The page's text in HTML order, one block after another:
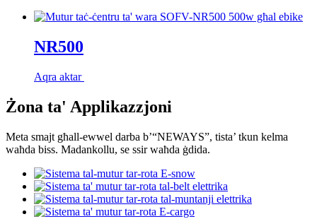
NR500
Aqra aktar
Żona ta' Applikazzjoni
Meta smajt għall-ewwel darba b’“NEWAYS”, tista’ tkun kelma
waħda biss. Madankollu, se ssir waħda ġdida.